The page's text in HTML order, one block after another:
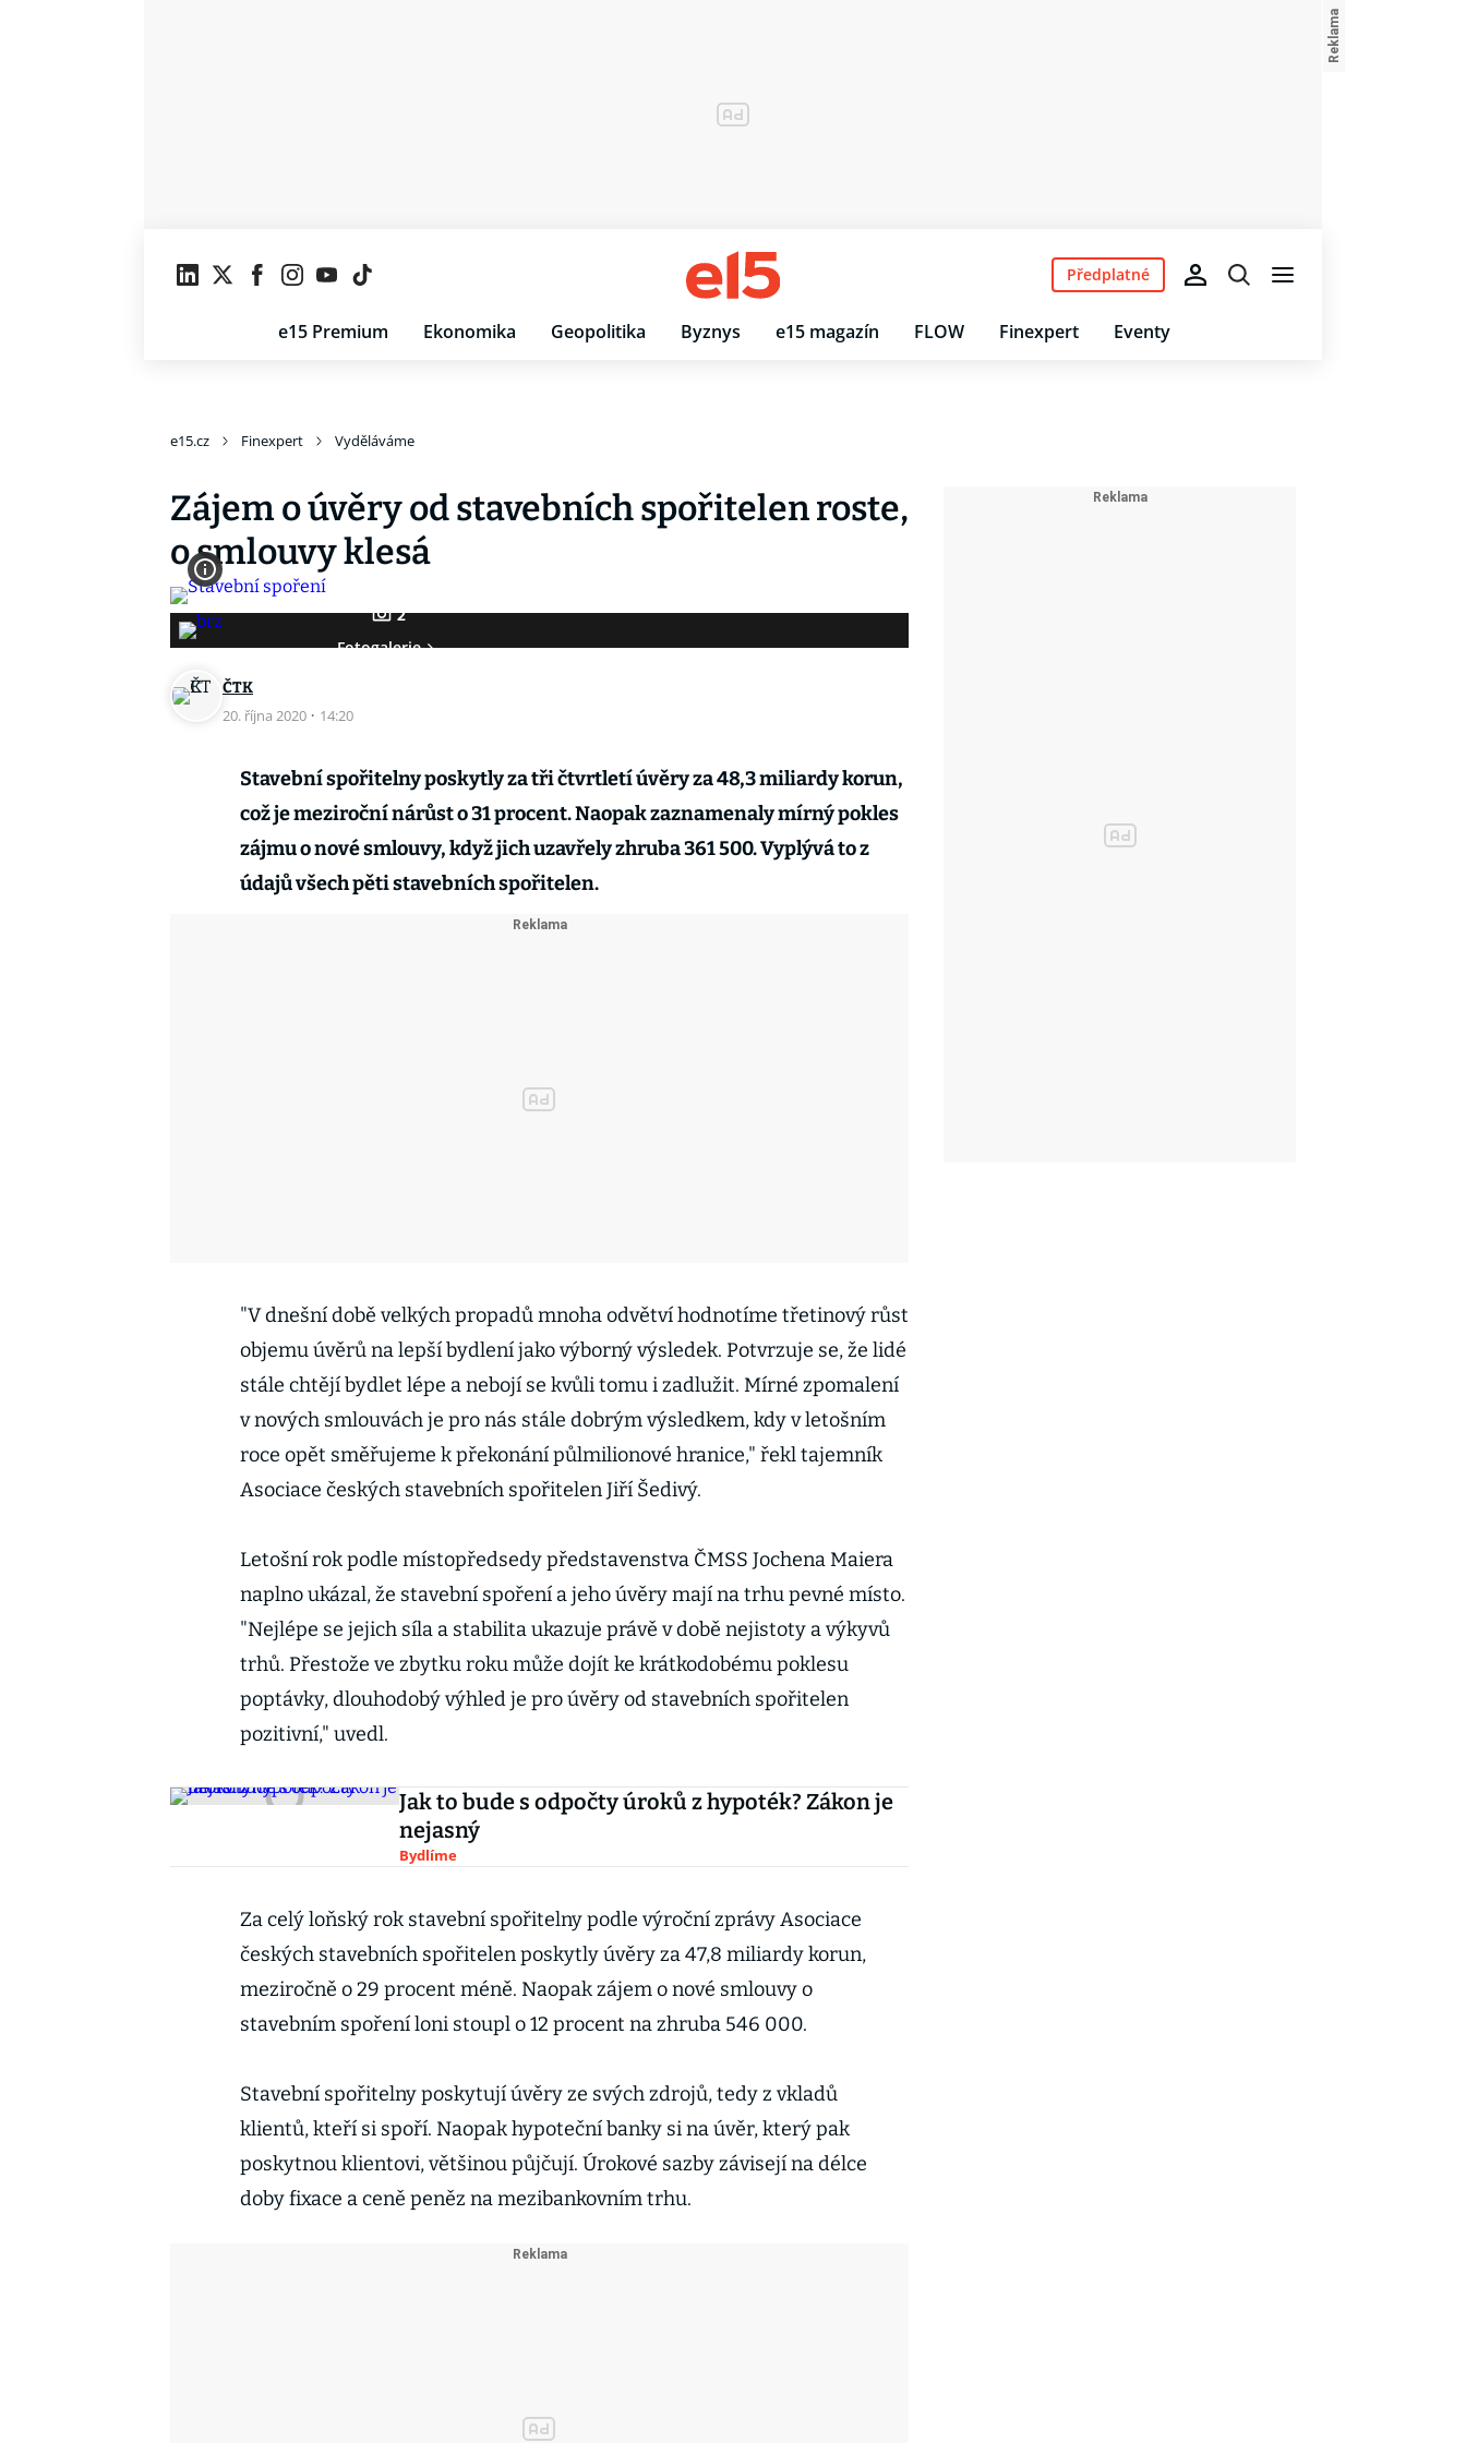
e15 Premium Ekonomika Geopolitika Byznys e15 magazín FLOW Finexpert Eventy
Předplatné
e15.cz Finexpert Vyděláváme
Zájem o úvěry od stavebních spořitelen roste,
o smlouvy klesá
2
Fotogalerie
ČTK
20. října 2020 · 14:20
Stavební spořitelny poskytly za tři čtvrtletí úvěry za 48,3 miliardy korun,
což je meziroční nárůst o 31 procent. Naopak zaznamenaly mírný pokles
zájmu o nové smlouvy, když jich uzavřely zhruba 361 500. Vyplývá to z
údajů všech pěti stavebních spořitelen.
"V dnešní době velkých propadů mnoha odvětví hodnotíme třetinový růst
objemu úvěrů na lepší bydlení jako výborný výsledek. Potvrzuje se, že lidé
stále chtějí bydlet lépe a nebojí se kvůli tomu i zadlužit. Mírné zpomalení
v nových smlouvách je pro nás stále dobrým výsledkem, kdy v letošním
roce opět směřujeme k překonání půlmilionové hranice," řekl tajemník
Asociace českých stavebních spořitelen Jiří Šedivý.
Letošní rok podle místopředsedy představenstva ČMSS Jochena Maiera
naplno ukázal, že stavební spoření a jeho úvěry mají na trhu pevné místo.
"Nejlépe se jejich síla a stabilita ukazuje právě v době nejistoty a výkyvů
trhů. Přestože ve zbytku roku může dojít ke krátkodobému poklesu
poptávky, dlouhodobý výhled je pro úvěry od stavebních spořitelen
pozitivní," uvedl.
Jak to bude s odpočty úroků z hypoték? Zákon je
nejasný
Bydlíme
Za celý loňský rok stavební spořitelny podle výroční zprávy Asociace
českých stavebních spořitelen poskytly úvěry za 47,8 miliardy korun,
meziročně o 29 procent méně. Naopak zájem o nové smlouvy o
stavebním spoření loni stoupl o 12 procent na zhruba 546 000.
Stavební spořitelny poskytují úvěry ze svých zdrojů, tedy z vkladů
klientů, kteří si spoří. Naopak hypoteční banky si na úvěr, který pak
poskytnou klientovi, většinou půjčují. Úrokové sazby závisejí na délce
doby fixace a ceně peněz na mezibankovním trhu.